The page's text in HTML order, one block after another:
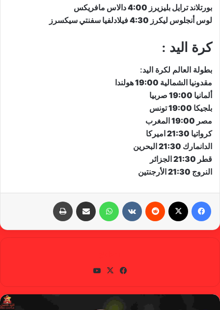
بورتلاند ترايل بليزيرز 4:00 دالاس مافريكس
لوس أنجلوس ليكرز 4:30 فيلادلفيا سفنتي سيكسرز
كرة اليد :
بطولة العالم لكرة اليد:
مقدونيا الشمالية 19:00 هولندا
ألمانيا 19:00 صربيا
بلجيكا 19:00 تونس
مصر 19:00 المغرب
كرواتيا 21:30 اميركا
الدانمارك 21:30 البحرين
قطر 21:30 الجزائر
النروج 21:30 الأرجنتين
واتساب
في
وك
X